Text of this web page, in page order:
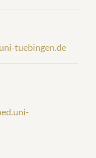
tuebingen.de